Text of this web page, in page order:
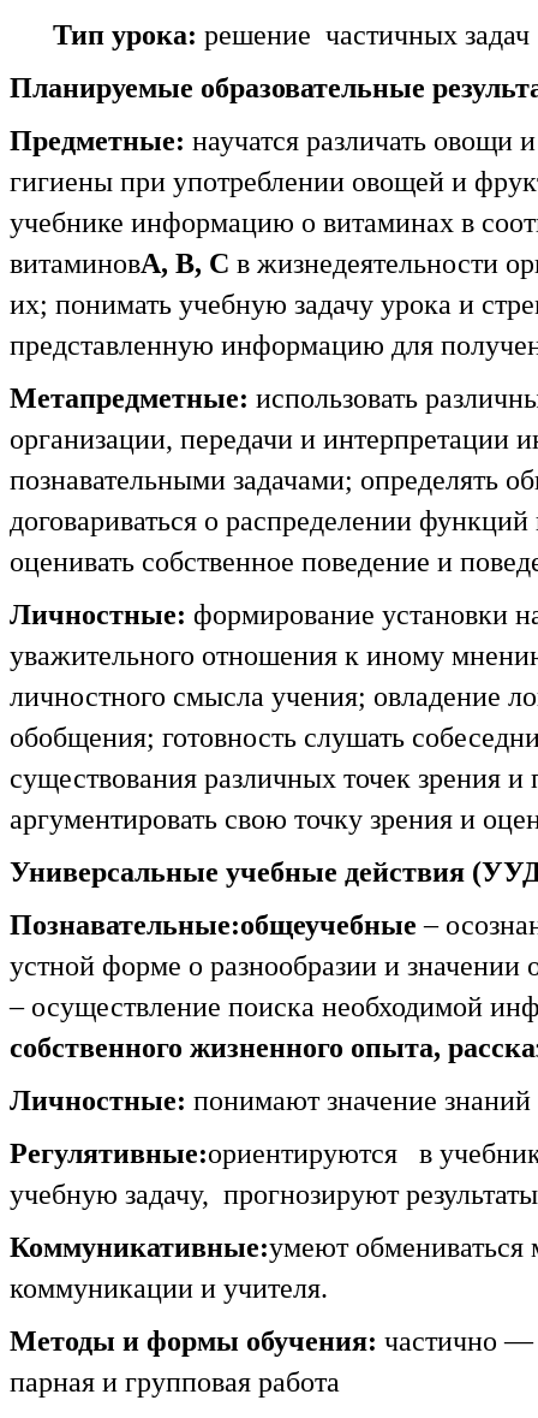
Тип урока: решение частичных
Планируемые образовательные
Предметные: научатся различать овощи
гигиены при употреблении овощей и
учебнике информацию о витаминах в
витаминовА, В, С в жизнедеятельности
их; понимать учебную задачу урока и
представленную информацию для
Метапредметные: использовать
организации, передачи и интерпретации
познавательными задачами; определять
договариваться о распределении
оценивать собственное поведение и
Личностные: формирование установки
уважительного отношения к иному
личностного смысла учения; овладение
обобщения; готовность слушать
существования различных точек зрения
аргументировать свою точку зрения и
Универсальные учебные действия
Познавательные:общеучебные –
устной форме о разнообразии и
– осуществление поиска необходимой
собственного жизненного опыта,
Личностные: понимают значение
Регулятивные:ориентируются в
учебную задачу, прогнозируют
Коммуникативные:умеют обмениваться
коммуникации и учителя.
Методы и формы обучения: частично —
парная и групповая работа